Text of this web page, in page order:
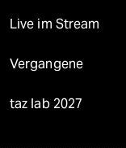
Live im Stream
Vergangene
taz lab 2027